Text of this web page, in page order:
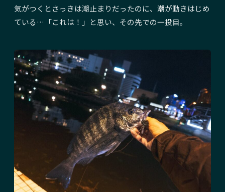
気がつくとさっきは潮止まりだったのに、潮が動きはじめ
ている…「これは！」と思い、その先での一投目。